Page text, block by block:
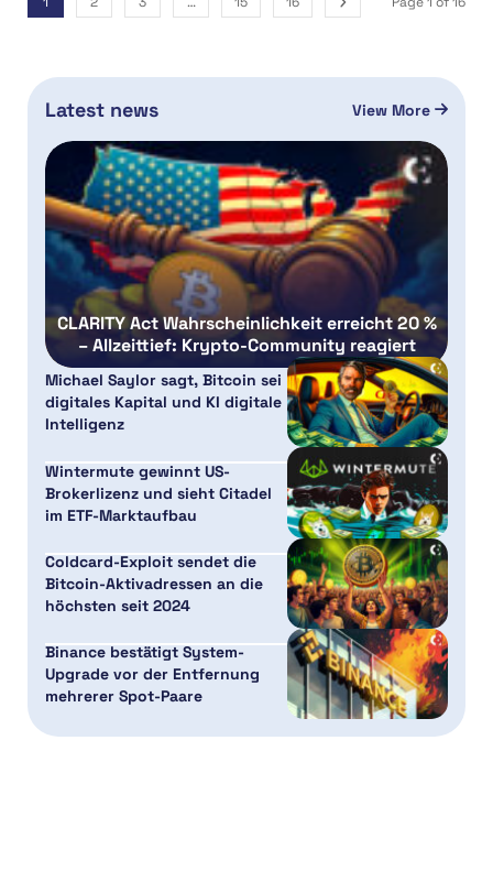
Latest news View More
CLARITY Act Wahrscheinlichkeit erreicht 20 %
– Allzeittief: Krypto-Community reagiert
Michael Saylor sagt, Bitcoin sei
digitales Kapital und KI digitale
Intelligenz
Wintermute gewinnt US-
Brokerlizenz und sieht Citadel
im ETF-Marktaufbau
Coldcard-Exploit sendet die
Bitcoin-Aktivadressen an die
höchsten seit 2024
Binance bestätigt System-
Upgrade vor der Entfernung
mehrerer Spot-Paare